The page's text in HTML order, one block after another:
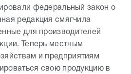
федеральный закон о
редакция смягчила
для производителей
Теперь местным
и предприятиям
свою продукцию в